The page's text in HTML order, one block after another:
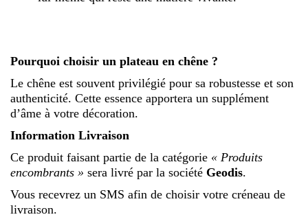
Pourquoi choisir un plateau en chêne ?
Le chêne est souvent privilégié pour sa robustesse et son
authenticité. Cette essence apportera un supplément
d’âme à votre décoration.
Information Livraison
Ce produit faisant partie de la catégorie « Produits
encombrants » sera livré par la société Geodis.
Vous recevrez un SMS afin de choisir votre créneau de
livraison.